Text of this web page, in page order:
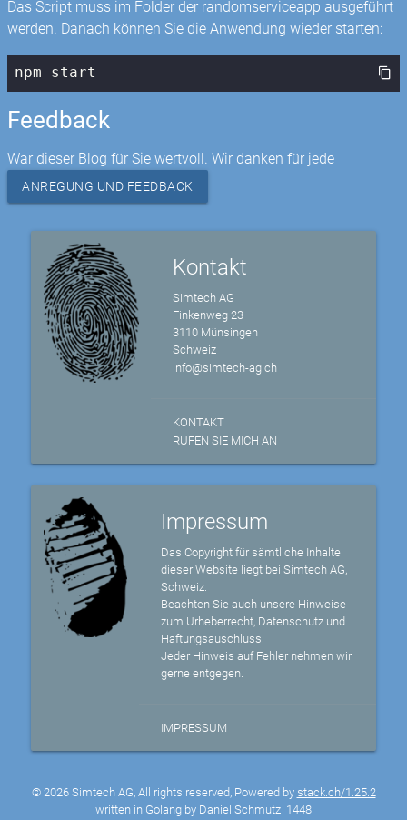
Das Script muss im Folder der randomserviceapp ausgeführt
werden. Danach können Sie die Anwendung wieder starten:
npm start
Feedback
War dieser Blog für Sie wertvoll. Wir danken für jede
ANREGUNG UND FEEDBACK
Kontakt
Simtech AG
Finkenweg 23
3110 Münsingen
Schweiz
info@simtech-ag.ch
KONTAKT
RUFEN SIE MICH AN
Impressum
Das Copyright für sämtliche Inhalte
dieser Website liegt bei Simtech AG,
Schweiz.
Beachten Sie auch unsere Hinweise
zum Urheberrecht, Datenschutz und
Haftungsauschluss.
Jeder Hinweis auf Fehler nehmen wir
gerne entgegen.
IMPRESSUM
© 2026 Simtech AG, All rights reserved, Powered by stack.ch/1.25.2
written in Golang by Daniel Schmutz 1448